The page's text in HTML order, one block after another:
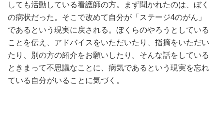
しても活動している看護師の方。まず聞かれたのは、ぼく
の病状だった。そこで改めて自分が「ステージ4のがん」
であるという現実に戻される。ぼくらのやろうとしている
ことを伝え、アドバイスをいただいたり、指摘をいただい
たり、別の方の紹介をお願いしたり。そんな話をしている
ときまって不思議なことに、病気であるという現実を忘れ
ている自分がいることに気づく。